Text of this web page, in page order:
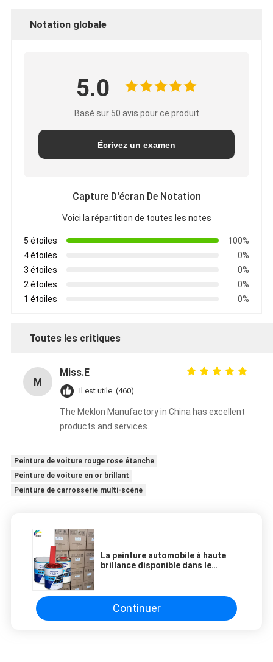
Notation globale
5.0
Basé sur 50 avis pour ce produit
Écrivez un examen
Capture D'écran De Notation
Voici la répartition de toutes les notes
5 étoiles
100%
4 étoiles
0%
3 étoiles
0%
2 étoiles
0%
1 étoiles
0%
Toutes les critiques
M
Miss.E
Il est utile. (460)
The Meklon Manufactory in China has excellent
products and services.
Peinture de voiture rouge rose étanche
Peinture de voiture en or brillant
Peinture de carrosserie multi-scène
La peinture automobile à haute
brillance disponible dans le
Continuer